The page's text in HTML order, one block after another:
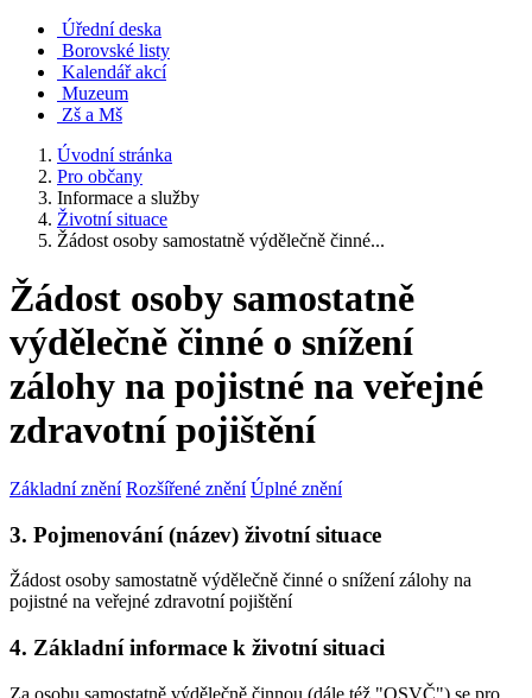
Úřední deska
Borovské listy
Kalendář akcí
Muzeum
Zš a Mš
Úvodní stránka
Pro občany
Informace a služby
Životní situace
Žádost osoby samostatně výdělečně činné...
Žádost osoby samostatně
výdělečně činné o snížení
zálohy na pojistné na veřejné
zdravotní pojištění
Základní znění Rozšířené znění Úplné znění
3. Pojmenování (název) životní situace
Žádost osoby samostatně výdělečně činné o snížení zálohy na
pojistné na veřejné zdravotní pojištění
4. Základní informace k životní situaci
Za osobu samostatně výdělečně činnou (dále též "OSVČ") se pro